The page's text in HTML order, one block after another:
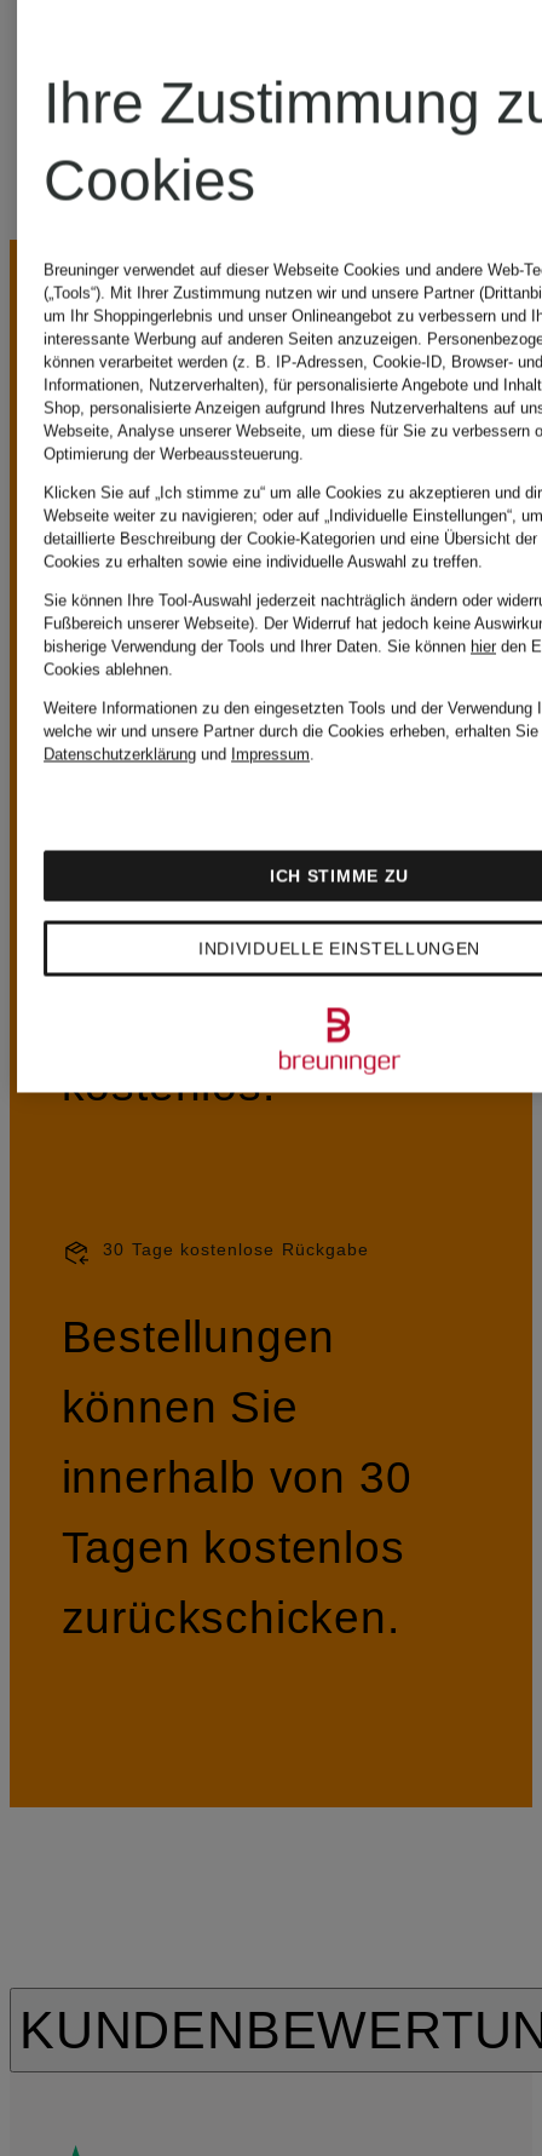
Tracht
UNSERE
VORTEILE
Kostenloser Versand ab CHF 149
Bestellwert von
CHF 149 ist der
Versand immer
kostenlos.
30 Tage kostenlose Rückgabe
Bestellungen
können Sie
innerhalb von 30
Tagen kostenlos
zurückschicken.
Ihre Zustimmung
Cookies
Breuninger verwendet auf dieser Webseite Cookies und andere Web-
(„Tools“). Mit Ihrer Zustimmung nutzen wir und unsere Partner
um Ihr Shoppingerlebnis und unser Onlineangebot zu verbessern und
interessante Werbung auf anderen Seiten anzuzeigen.
können verarbeitet werden (z. B. IP-Adressen, Cookie-ID, Browser-
Informationen, Nutzerverhalten), für personalisierte Angebote und
Shop, personalisierte Anzeigen aufgrund Ihres Nutzerverhaltens auf
Webseite, Analyse unserer Webseite, um diese für Sie zu verbessern
Optimierung der Werbeaussteuerung.
Klicken Sie auf „Ich stimme zu“ um alle Cookies zu akzeptieren und
Webseite weiter zu navigieren; oder auf „Individuelle Einstellungen“,
detaillierte Beschreibung der Cookie-Kategorien und eine Übersicht
Cookies zu erhalten sowie eine individuelle Auswahl zu treffen.
Sie können Ihre Tool-Auswahl jederzeit nachträglich ändern oder
Fußbereich unserer Webseite). Der Widerruf hat jedoch keine
bisherige Verwendung der Tools und Ihrer Daten. Sie können hier den
Cookies ablehnen.
Weitere Informationen zu den eingesetzten Tools und der Verwendung
welche wir und unsere Partner durch die Cookies erheben, erhalten
Datenschutzerklärung und Impressum.
INDIVIDUELLE EINSTELLUNGEN
ICH STIMME ZU